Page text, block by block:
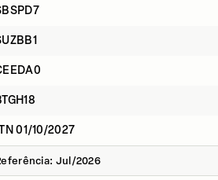
01/10/2027
Jul/2026